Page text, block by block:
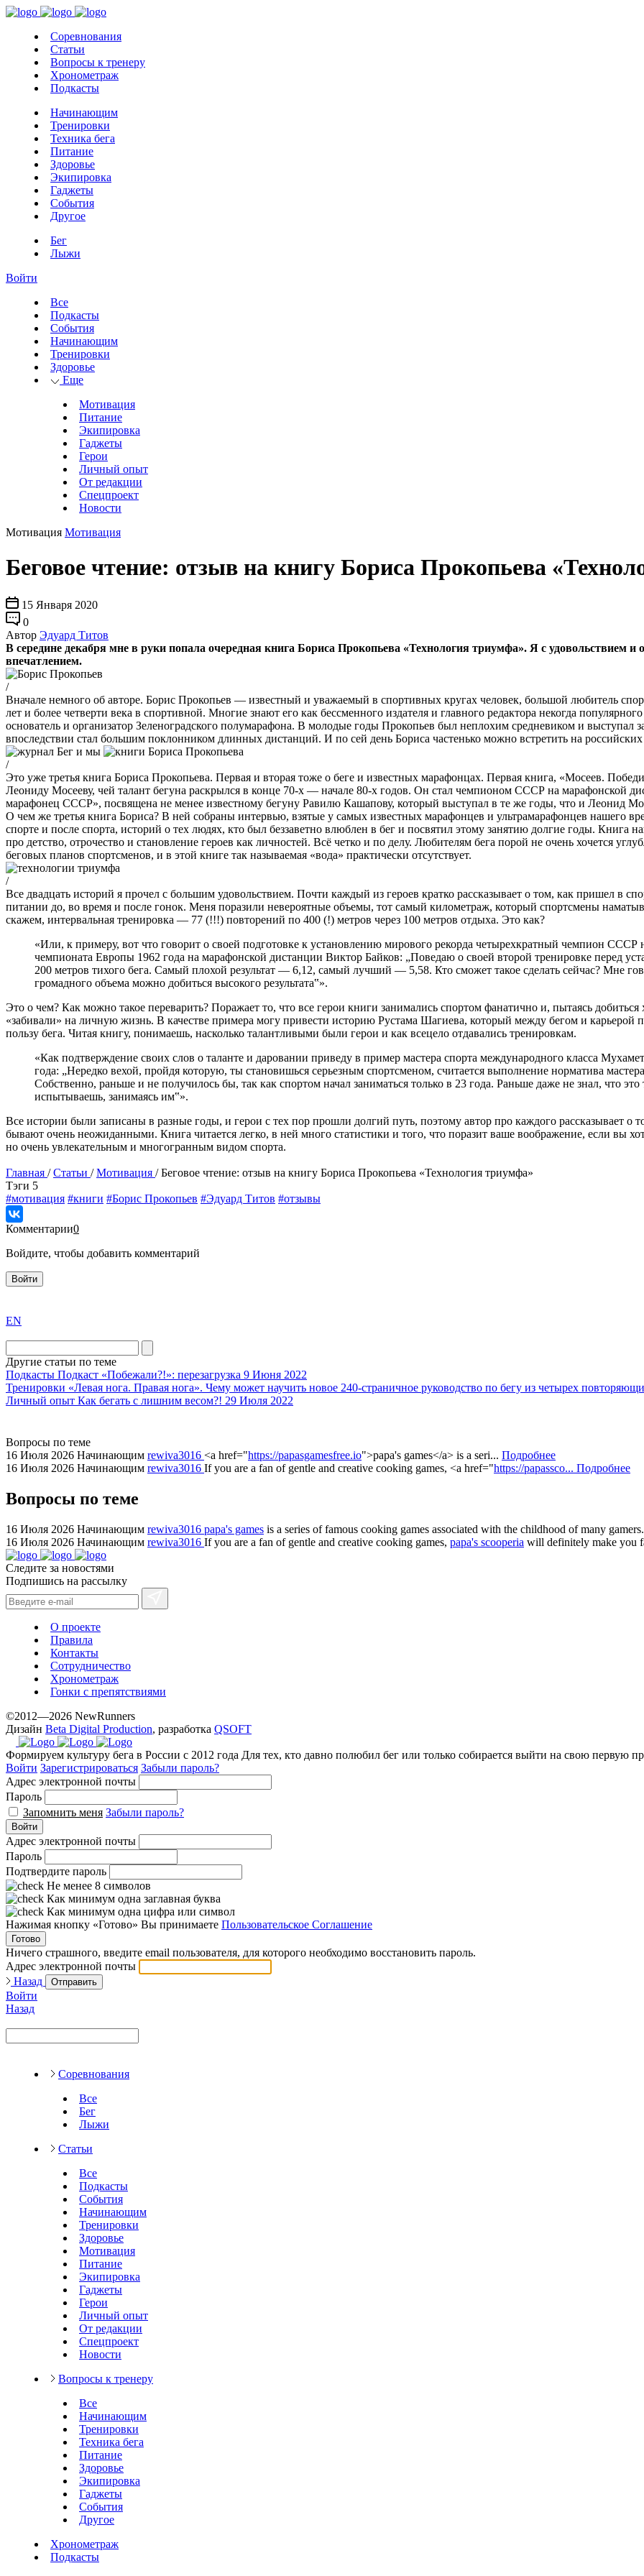
Соревнования
Статьи
Вопросы к тренеру
Хронометраж
Подкасты
Начинающим
Тренировки
Техника бега
Питание
Здоровье
Экипировка
Гаджеты
События
Другое
Бег
Лыжи
Войти
Все
Подкасты
События
Начинающим
Тренировки
Здоровье
Еще
Мотивация
Питание
Экипировка
Гаджеты
Герои
Личный опыт
От редакции
Спецпроект
Новости
Мотивация Мотивация
Беговое чтение: отзыв на книгу Бориса Прокопьева
15 Января 2020
0
Автор Эдуард Титов
В середине декабря мне в руки попала очередная книга Бориса Прокопьева «Технология триумфа». Я с удовольствием
впечатлением.
/
Вначале немного об авторе. Борис Прокопьев — известный и уважаемый в спортивных кругах человек, большой любитель
лет и более четверти века в спортивной. Многие знают его как бессменного издателя и главного редактора некогда
основатель и организатор Зеленоградского полумарафона. В молодые годы Прокопьев был неплохим средневиком и выступал
впоследствии стал большим поклонником длинных дистанций. И по сей день Бориса частенько можно встретить на
/
Это уже третья книга Бориса Прокопьева. Первая и вторая тоже о беге и известных марафонцах. Первая книга, «Мосеев.
Леониду Мосееву, чей талант бегуна раскрылся в конце 70-х — начале 80-х годов. Он стал чемпионом СССР на марафонской
марафонец СССР», посвящена не менее известному бегуну Равилю Кашапову, который выступал в те же годы, что и Леонид
О чем же третья книга Бориса? В ней собраны интервью, взятые у самых известных марафонцев и ультрамарафонцев нашего
спорте и после спорта, историй о тех людях, кто был беззаветно влюблен в бег и посвятил этому занятию долгие годы. Книга
про детство, отрочество и становление героев как личностей. Всё четко и по делу. Любителям бега порой не очень хочется
беговых планов спортсменов, и в этой книге так называемая «вода» практически отсутствует.
/
Все двадцать историй я прочел с большим удовольствием. Почти каждый из героев кратко рассказывает о том, как пришел в
питании до, во время и после гонок. Меня поразили невероятные объемы, тот самый километраж, который спортсмены
скажем, интервальная тренировка — 77 (!!!) повторений по 400 (!) метров через 100 метров отдыха. Это как?
«Или, к примеру, вот что говорит о своей подготовке к установлению мирового рекорда четырехкратный чемпион
чемпионата Европы 1962 года на марафонской дистанции Виктор Байков: „Поведаю о своей второй тренировке перед
200 метров тихого бега. Самый плохой результат — 6,12, самый лучший — 5,58. Кто сможет такое сделать сейчас? Мне
громадного объема можно добиться высокого результата‟».
Это о чем? Как можно такое переварить? Поражает то, что все герои книги занимались спортом фанатично и, пытаясь добиться
«забивали» на личную жизнь. В качестве примера могу привести историю Рустама Шагиева, который между бегом и карьерой
пользу бега. Читая книгу, понимаешь, насколько талантливыми были герои и как всецело отдавались тренировкам.
«Как подтверждение своих слов о таланте и даровании приведу в пример мастера спорта международного класса
года: „Нередко вехой, пройдя которую, ты становишься серьезным спортсменом, считается выполнение норматива
Собственно, раньше и не получилось бы, так как спортом начал заниматься только в 23 года. Раньше даже не знал, что
испытываешь, занимаясь им‟».
Все истории были записаны в разные годы, и герои с тех пор прошли долгий путь, поэтому автор про каждого рассказывает о
бывают очень неожиданными. Книга читается легко, в ней много статистики и того, что поразит ваше воображение, если вы
но очень увлекательным и многогранным видом спорта.
Главная /Статьи /Мотивация /Беговое чтение: отзыв на книгу Бориса Прокопьева «Технология триумфа»
Tэги 5
#мотивация #книги #Борис Прокопьев #Эдуард Титов #отзывы
Комментарии0
Войдите, чтобы добавить комментарий
Войти
the
division
agent
watch
replica
showcases
swiss
replica
watches
+maserati
online
for
cheap
sale.
https://ylfactoryrolex.com/
hilarity
exceptional
method.
www.yvessaintlaurent.to
prices.
EN
Другие статьи по теме
Подкасты Подкаст «Побежали?!»: перезагрузка 9 Июня 2022
Тренировки «Левая нога. Правая нога». Чему может научить новое 240-страничное руководство по бегу из четырех
Личный опыт Как бегать с лишним весом?! 29 Июля 2022
Вопросы по теме
16 Июля 2026 Начинающим rewiva3016 <a href="https://papasgamesfree.io">papa's games</a> is a seri... Подробнее
16 Июля 2026 Начинающим rewiva3016 If you are a fan of gentle and creative cooking games, <a href="https://papassco... Подробнее
Вопросы по теме
16 Июля 2026 Начинающим rewiva3016 papa's games is a series of famous cooking games associated with the childhood of many
16 Июля 2026 Начинающим rewiva3016 If you are a fan of gentle and creative cooking games, papa's scooperia will definitely make you
Следите за новостями
Подпишись на рассылку
О проекте
Правила
Контакты
Сотрудничество
Хронометраж
Гонки с препятствиями
©2012—2026 NewRunners
Дизайн Beta Digital Production, разработка QSOFT
Формируем культуру бега в России с 2012 года Для тех, кто давно полюбил бег или только собирается выйти на свою первую
Войти Зарегистрироваться Забыли пароль?
Адрес электронной почты
Пароль
Запомнить меня Забыли пароль?
Войти
Адрес электронной почты
Пароль
Подтвердите пароль
Не менее 8 символов
Как минимум одна заглавная буква
Как минимум одна цифра или символ
Нажимая кнопку «Готово» Вы принимаете Пользовательское Соглашение
Готово
Ничего страшного, введите email пользователя, для которого необходимо восстановить пароль.
Адрес электронной почты
Назад
Отправить
Войти
Назад
Соревнования
Все
Бег
Лыжи
Статьи
Все
Подкасты
События
Начинающим
Тренировки
Здоровье
Мотивация
Питание
Экипировка
Гаджеты
Герои
Личный опыт
От редакции
Спецпроект
Новости
Вопросы к тренеру
Все
Начинающим
Тренировки
Техника бега
Питание
Здоровье
Экипировка
Гаджеты
События
Другое
Хронометраж
Подкасты